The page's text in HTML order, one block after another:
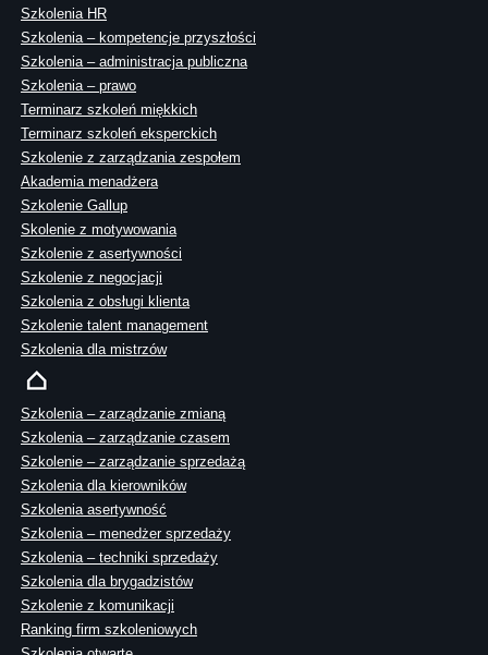
Szkolenia HR
Szkolenia – kompetencje przyszłości
Szkolenia – administracja publiczna
Szkolenia – prawo
Terminarz szkoleń miękkich
Terminarz szkoleń eksperckich
Szkolenie z zarządzania zespołem
Akademia menadżera
Szkolenie Gallup
Skolenie z motywowania
Szkolenie z asertywności
Szkolenie z negocjacji
Szkolenia z obsługi klienta
Szkolenie talent management
Szkolenia dla mistrzów
Szkolenia – zarządzanie zmianą
Szkolenia – zarządzanie czasem
Szkolenie – zarządzanie sprzedażą
Szkolenia dla kierowników
Szkolenia asertywność
Szkolenia – menedżer sprzedaży
Szkolenia – techniki sprzedaży
Szkolenia dla brygadzistów
Szkolenie z komunikacji
Ranking firm szkoleniowych